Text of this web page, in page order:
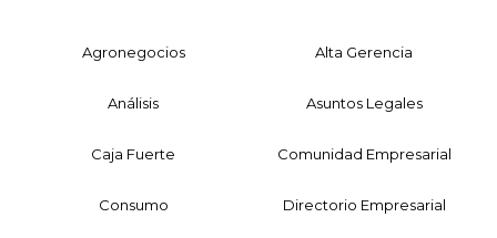
Agronegocios Alta Gerencia
Análisis Asuntos Legales
Caja Fuerte Comunidad Empresarial
Consumo Directorio Empresarial